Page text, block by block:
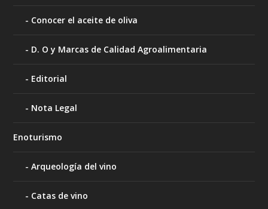
Conocer el aceite de oliva
D. O y Marcas de Calidad Agroalimentaria
Editorial
Nota Legal
Enoturismo
Arqueología del vino
Catas de vino